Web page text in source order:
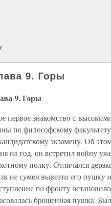
9. Горы
9. Горы
первое знакомство с
по философскому
экзамену. Об
на год, он встретил войну
полку. Отличался
не сумел вывезти его пушку
по фронту
брошенная пушка.